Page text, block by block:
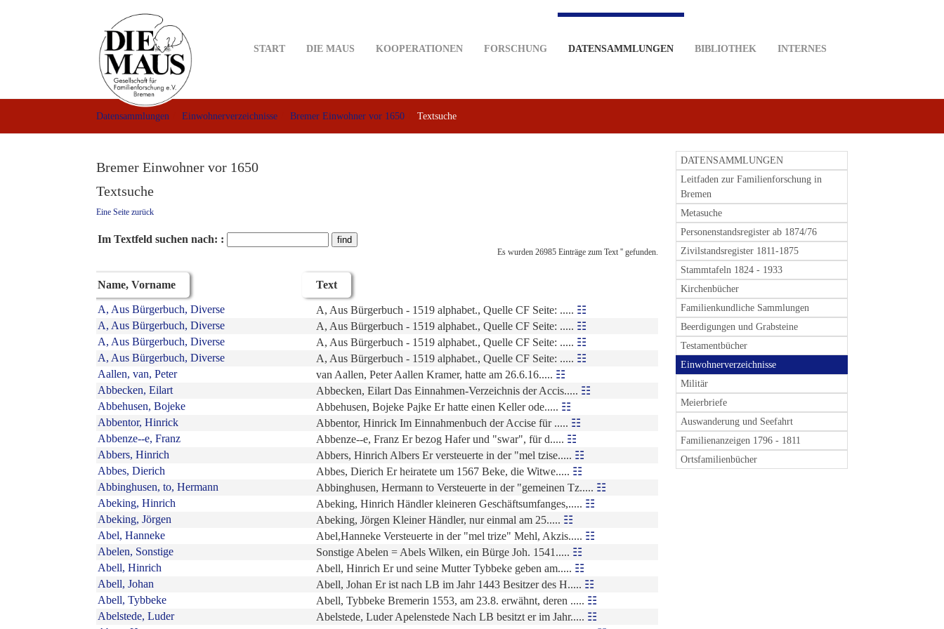
START DIE MAUS KOOPERATIONEN FORSCHUNG DATENSAMMLUNGEN BIBLIOTHEK INTERNES
Datensammlungen Einwohnerverzeichnisse Bremer Einwohner vor 1650 Textsuche
Bremer Einwohner vor 1650
Textsuche
DATENSAMMLUNGEN
Leitfaden zur Familienforschung in
Bremen
Metasuche
Personenstandsregister ab 1874/76
Zivilstandsregister 1811-1875
Stammtafeln 1824 - 1933
Kirchenbücher
Familienkundliche Sammlungen
Beerdigungen und Grabsteine
Testamentbücher
Einwohnerverzeichnisse
Militär
Meierbriefe
Auswanderung und Seefahrt
Familienanzeigen 1796 - 1811
Ortsfamilienbücher